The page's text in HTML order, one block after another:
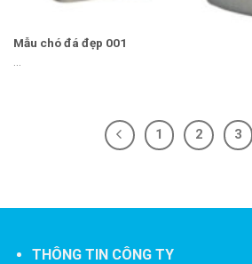
Mẫu chó đá đẹp 001
1 2 3
THÔNG TIN CÔNG TY